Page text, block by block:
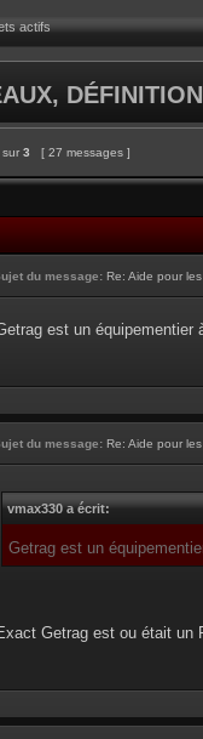
actifs
sur 3 [ 27 messages ]
du message: Re: Aide pour
est un
du message: Re: Aide pour
vmax330 a écrit:
Getrag est un
Getrag est ou était un